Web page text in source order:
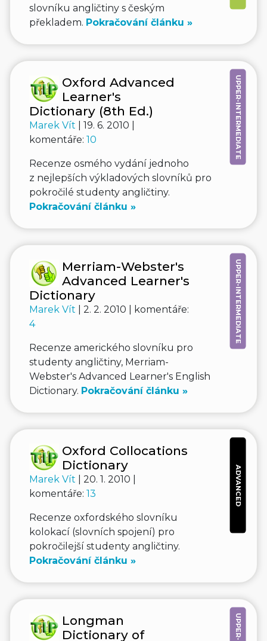
slovníku angličtiny s českým
překladem. Pokračování článku »
UPPER-INTERMEDIATE
Oxford Advanced
Learner's
Dictionary (8th Ed.)
Marek Vít
| 19. 6. 2010 |
komentáře: 10
Recenze osmého vydání jednoho
z nejlepších výkladových slovníků pro
pokročilé studenty angličtiny.
Pokračování článku »
UPPER-INTERMEDIATE
Merriam-Webster's
Advanced Learner's
Dictionary
Marek Vít
| 2. 2. 2010 | komentáře:
4
Recenze amerického slovníku pro
studenty angličtiny, Merriam-
Webster's Advanced Learner's English
Dictionary. Pokračování článku »
ADVANCED
Oxford Collocations
Dictionary
Marek Vít
| 20. 1. 2010 |
komentáře: 13
Recenze oxfordského slovníku
kolokací (slovních spojení) pro
pokročilejší studenty angličtiny.
Pokračování článku »
Longman
Dictionary of